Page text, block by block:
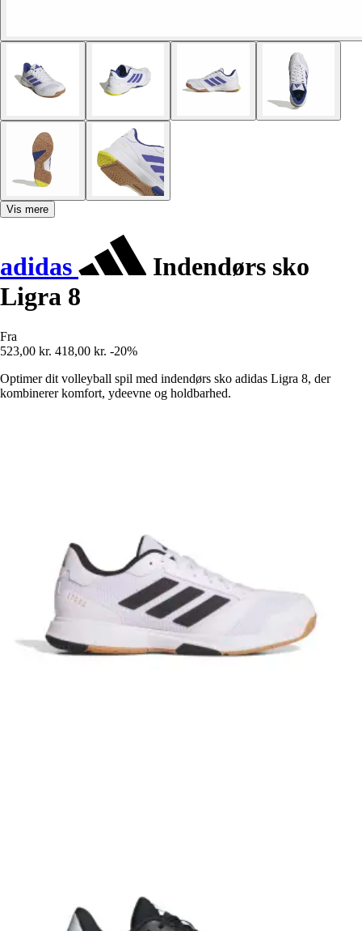
Vis mere
adidas
Indendørs sko
Ligra 8
Fra
523,00 kr. 418,00 kr. -20%
Optimer dit volleyball spil med indendørs sko adidas Ligra 8, der
kombinerer komfort, ydeevne og holdbarhed.